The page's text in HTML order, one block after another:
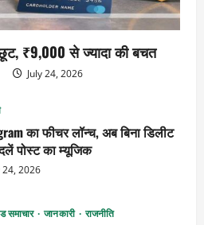
₹9,000 से ज्यादा की बचत
July 24, 2026
का फीचर लॉन्च, अब बिना डिलीट
पोस्ट का म्यूजिक
24, 2026
समाचार जानकारी राजनीति